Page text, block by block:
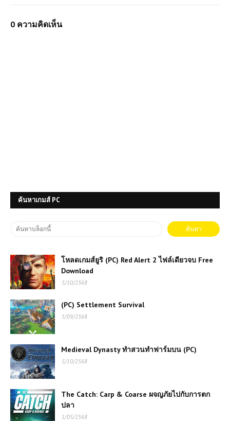
0 ความคิดเห็น
ค้นหาเกมส์ PC
โหลดเกมส์ยูริ (PC) Red Alert 2 ไฟล์เดียวจบ Free
Download
5/10/2568
(PC) Settlement Survival
5/09/2568
Medieval Dynasty ทำสวนทำฟาร์มบน (PC)
5/10/2568
The Catch: Carp & Coarse ผจญภัยไปกับการตก
ปลา
1/05/2568